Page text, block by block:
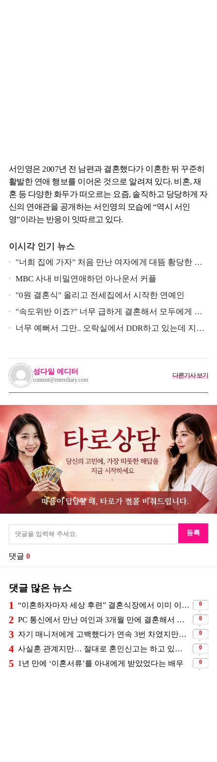
서인영은 2007년 전 남편과 결혼했다가 이혼한 뒤 꾸준히
활발한 연애 행보를 이어온 것으로 알려져 있다. 비혼, 재
혼 등 다양한 화두가 떠오르는 요즘, 솔직하고 당당하게 자
신의 연애관을 공개하는 서인영의 모습에 “역시 서인
영”이라는 반응이 잇따르고 있다.
이시각 인기 뉴스
"너희 집에 가자" 처음 만난 여자에게 대뜸 황당한 요
구 했다는 MBC 아나운서
MBC 사내 비밀연애하던 아나운서 커플
"0원 결혼식" 올리고 전세집에서 시작한 연예인
"속도위반 이죠?" 너무 급하게 결혼해서 모두에게 의
심 받았던 스타
너무 예뻐서 그만.. 오락실에서 DDR하고 있는데 지나
성다일 에디터
content@enterdiary.com
다른기사 보기
등록
댓글 0
댓글 많은 뉴스
1 “이혼하자마자 세상 후련” 결혼식장에서 이미 이혼을 직감했었다는 배우 0
2 PC 통신에서 만난 여인과 3개월 만에 결혼해서 잘 살고 있는 배우 0
3 자기 매니저에게 고백했다가 연속 3번 차였지만… 결국 결혼에 성공한 배우 0
4 사실혼 관계지만… 절대로 혼인신고는 하고 있지 않다는 배우 0
5 1년 만에 ‘이혼서류’를 아내에게 받았었다는 배우 0